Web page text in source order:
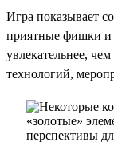
Игра показывает
приятные фишки
увлекательнее,
технологий,